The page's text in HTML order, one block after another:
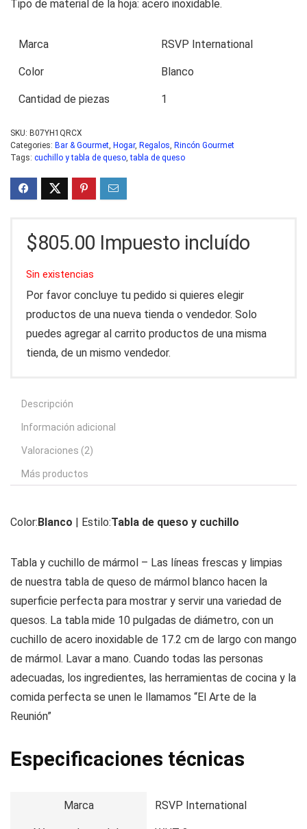
Tipo de material de la hoja: acero inoxidable.
Marca RSVP International
Color Blanco
Cantidad de piezas 1
SKU: B07YH1QRCX
Categories: Bar & Gourmet, Hogar, Regalos, Rincón Gourmet
Tags: cuchillo y tabla de queso,tabla de queso
$805.00 Impuesto incluído
Sin existencias
Por favor concluye tu pedido si quieres elegir
productos de una nueva tienda o vendedor. Solo
puedes agregar al carrito productos de una misma
tienda, de un mismo vendedor.
Descripción
Información adicional
Valoraciones (2)
Más productos
Color:Blanco | Estilo:Tabla de queso y cuchillo
Tabla y cuchillo de mármol – Las líneas frescas y limpias
de nuestra tabla de queso de mármol blanco hacen la
superficie perfecta para mostrar y servir una variedad de
quesos. La tabla mide 10 pulgadas de diámetro, con un
cuchillo de acero inoxidable de 17.2 cm de largo con mango
de mármol. Lavar a mano. Cuando todas las personas
adecuadas, los ingredientes, las herramientas de cocina y la
comida perfecta se unen le llamamos “El Arte de la
Reunión”
Especificaciones técnicas
Marca RSVP International